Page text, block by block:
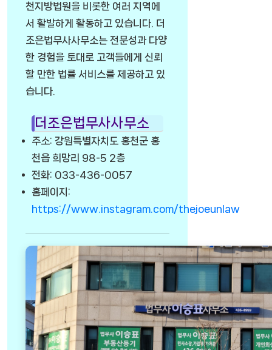
천지방법원을 비롯한 여러 지역에
서 활발하게 활동하고 있습니다. 더
조은법무사사무소는 전문성과 다양
한 경험을 토대로 고객들에게 신뢰
할 만한 법률 서비스를 제공하고 있
습니다.
더조은법무사사무소
주소: 강원특별자치도 홍천군 홍
천읍 희망리 98-5 2층
전화: 033-436-0057
홈페이지:
https://www.instagram.com/thejoeunlaw